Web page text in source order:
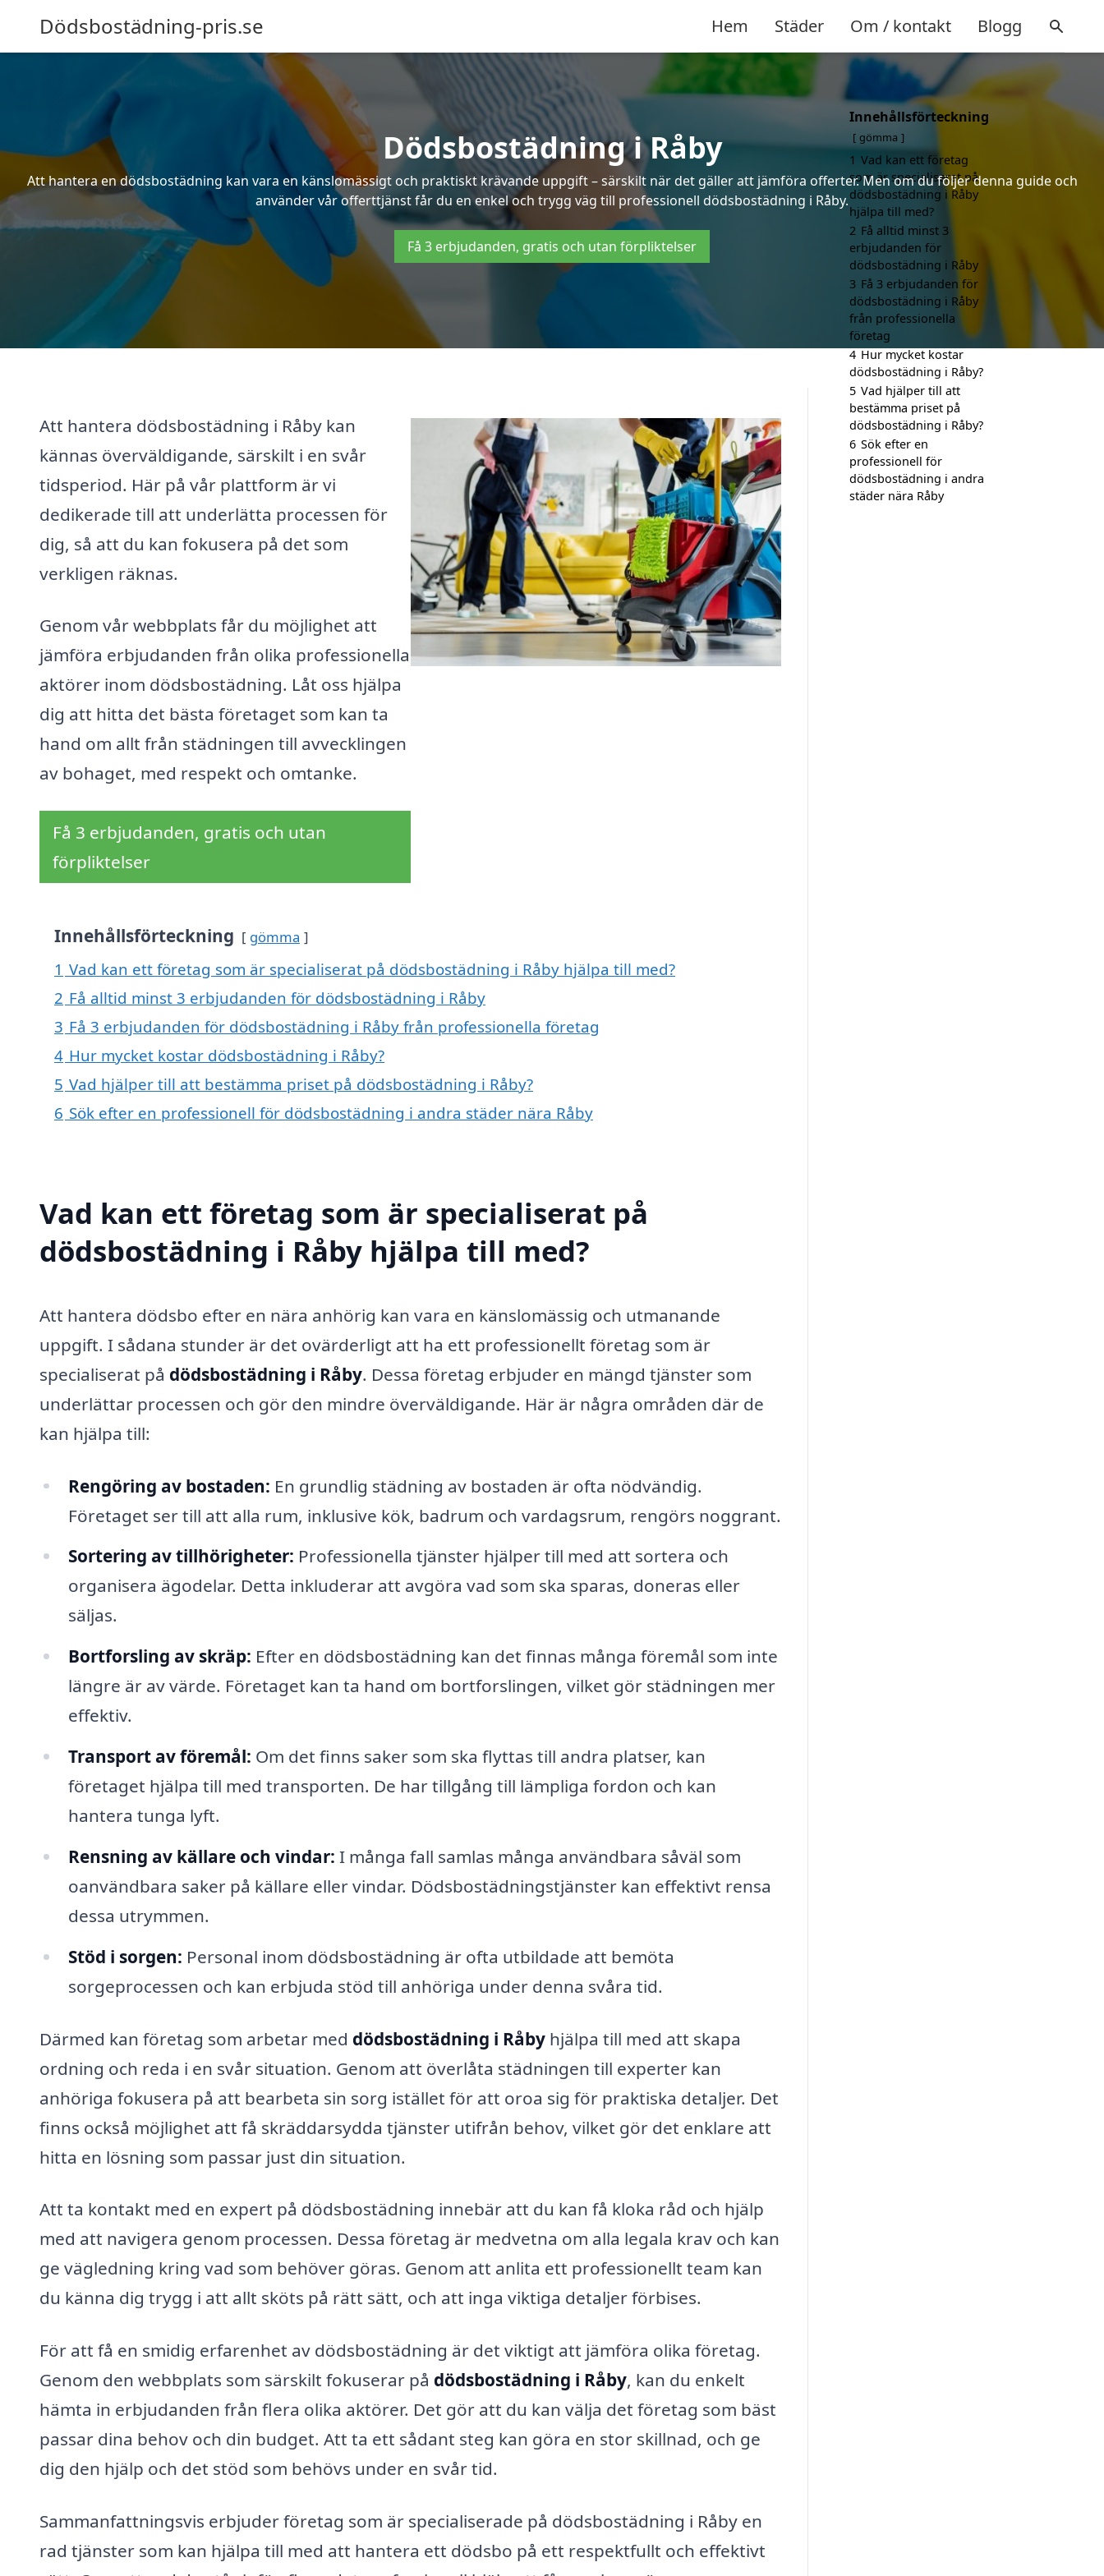
Dödsbostädning-pris.se Hem Städer Om / kontakt Blogg
Dödsbostädning i Råby
Att hantera en dödsbostädning kan vara en känslomässigt och praktiskt krävande uppgift – särskilt när det gäller att jämföra offerter. Men om du följer denna guide och
använder vår offerttjänst får du en enkel och trygg väg till professionell dödsbostädning i Råby.
Få 3 erbjudanden, gratis och utan förpliktelser
Att hantera dödsbostädning i Råby kan
kännas överväldigande, särskilt i en svår
tidsperiod. Här på vår plattform är vi
dedikerade till att underlätta processen för
dig, så att du kan fokusera på det som
verkligen räknas.
Genom vår webbplats får du möjlighet att
jämföra erbjudanden från olika professionella
aktörer inom dödsbostädning. Låt oss hjälpa
dig att hitta det bästa företaget som kan ta
hand om allt från städningen till avvecklingen
av bohaget, med respekt och omtanke.
Få 3 erbjudanden, gratis och utan
förpliktelser
Innehållsförteckning gömma
1 Vad kan ett företag som är specialiserat på dödsbostädning i Råby hjälpa till med?
2 Få alltid minst 3 erbjudanden för dödsbostädning i Råby
3 Få 3 erbjudanden för dödsbostädning i Råby från professionella företag
4 Hur mycket kostar dödsbostädning i Råby?
5 Vad hjälper till att bestämma priset på dödsbostädning i Råby?
6 Sök efter en professionell för dödsbostädning i andra städer nära Råby
Vad kan ett företag som är specialiserat på
dödsbostädning i Råby hjälpa till med?
Att hantera dödsbo efter en nära anhörig kan vara en känslomässig och utmanande
uppgift. I sådana stunder är det ovärderligt att ha ett professionellt företag som är
specialiserat på dödsbostädning i Råby. Dessa företag erbjuder en mängd tjänster som
underlättar processen och gör den mindre överväldigande. Här är några områden där de
kan hjälpa till:
Rengöring av bostaden: En grundlig städning av bostaden är ofta nödvändig.
Företaget ser till att alla rum, inklusive kök, badrum och vardagsrum, rengörs noggrant.
Sortering av tillhörigheter: Professionella tjänster hjälper till med att sortera och
organisera ägodelar. Detta inkluderar att avgöra vad som ska sparas, doneras eller
säljas.
Bortforsling av skräp: Efter en dödsbostädning kan det finnas många föremål som inte
längre är av värde. Företaget kan ta hand om bortforslingen, vilket gör städningen mer
effektiv.
Transport av föremål: Om det finns saker som ska flyttas till andra platser, kan
företaget hjälpa till med transporten. De har tillgång till lämpliga fordon och kan
hantera tunga lyft.
Rensning av källare och vindar: I många fall samlas många användbara såväl som
oanvändbara saker på källare eller vindar. Dödsbostädningstjänster kan effektivt rensa
dessa utrymmen.
Stöd i sorgen: Personal inom dödsbostädning är ofta utbildade att bemöta
sorgeprocessen och kan erbjuda stöd till anhöriga under denna svåra tid.
Därmed kan företag som arbetar med dödsbostädning i Råby hjälpa till med att skapa
ordning och reda i en svår situation. Genom att överlåta städningen till experter kan
anhöriga fokusera på att bearbeta sin sorg istället för att oroa sig för praktiska detaljer. Det
finns också möjlighet att få skräddarsydda tjänster utifrån behov, vilket gör det enklare att
hitta en lösning som passar just din situation.
Att ta kontakt med en expert på dödsbostädning innebär att du kan få kloka råd och hjälp
med att navigera genom processen. Dessa företag är medvetna om alla legala krav och kan
ge vägledning kring vad som behöver göras. Genom att anlita ett professionellt team kan
du känna dig trygg i att allt sköts på rätt sätt, och att inga viktiga detaljer förbises.
För att få en smidig erfarenhet av dödsbostädning är det viktigt att jämföra olika företag.
Genom den webbplats som särskilt fokuserar på dödsbostädning i Råby, kan du enkelt
hämta in erbjudanden från flera olika aktörer. Det gör att du kan välja det företag som bäst
passar dina behov och din budget. Att ta ett sådant steg kan göra en stor skillnad, och ge
dig den hjälp och det stöd som behövs under en svår tid.
Sammanfattningsvis erbjuder företag som är specialiserade på dödsbostädning i Råby en
rad tjänster som kan hjälpa till med att hantera ett dödsbo på ett respektfullt och effektivt
Innehållsförteckning
gömma
1 Vad kan ett företag
som är specialiserat på
dödsbostädning i Råby
hjälpa till med?
2 Få alltid minst 3
erbjudanden för
dödsbostädning i Råby
3 Få 3 erbjudanden för
dödsbostädning i Råby
från professionella
företag
4 Hur mycket kostar
dödsbostädning i Råby?
5 Vad hjälper till att
bestämma priset på
dödsbostädning i Råby?
6 Sök efter en
professionell för
dödsbostädning i andra
städer nära Råby